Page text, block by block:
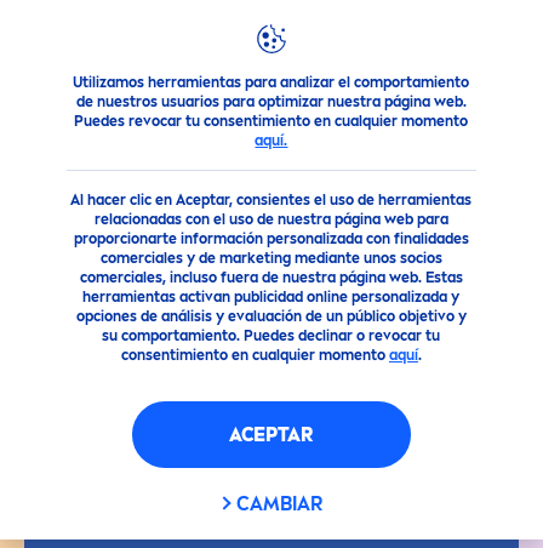
Utilizamos herramientas para analizar el comportamiento
de nuestros usuarios para optimizar nuestra página web.
Puedes revocar tu consentimiento en cualquier momento
aquí.
Al hacer clic en Aceptar, consientes el uso de herramientas
relacionadas con el uso de nuestra página web para
proporcionarte información personalizada con finalidades
comerciales y de marketing mediante unos socios
comerciales, incluso fuera de nuestra página web. Estas
herramientas activan publicidad online personalizada y
opciones de análisis y evaluación de un público objetivo y
su comportamiento. Puedes declinar o revocar tu
consentimiento en cualquier momento aquí.
ACEPTAR
CAMBIAR
Consejo Preguntas Frecuentes ¿Tienes preguntas en